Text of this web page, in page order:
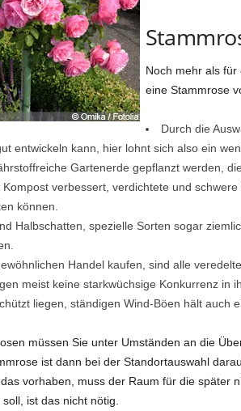
n
d
i
l
o
Noch mehr als
eine Stammrose
Durch die
entwickeln kann, hier lohnt sich also ein
Gartenerde gepflanzt werden,
verbessert, verdichtete und
können.
Halbschatten, spezielle Sorten sogar
Handel kaufen, sind alle
meist keine starkwüchsige Konkurrenz in
liegen, ständigen Wind-Böen hält auch
müssen Sie unter Umständen an die
ist dann bei der Standortauswahl
vorhaben, muss der Raum für die
ist das nicht nötig.